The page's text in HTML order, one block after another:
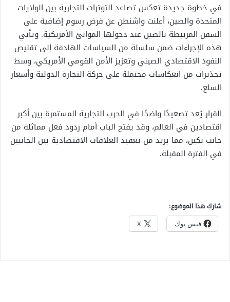
في خطوة جديدة تعكس تصاعد التوترات التجارية بين الولايات
المتحدة والصين، أعلنت واشنطن عن فرض رسوم إضافية على
السفن المرتبطة بالصين عند دخولها الموانئ الأمريكية. وتأتي
هذه الإجراءات ضمن سلسلة من السياسات الهادفة إلى تقليص
النفوذ الاقتصادي الصيني وتعزيز الأمن القومي الأمريكي، وسط
تحذيرات من انعكاسات محتملة على حركة التجارة الدولية وأسعار
السلع.
القرار يُعد تصعيدًا واضحًا في الحرب التجارية المستمرة بين أكبر
اقتصادين في العالم، وقد يفتح الباب أمام ردود فعل مماثلة من
جانب بكين، مما يزيد من تعقيد العلاقات الاقتصادية بين الجانبين
في الفترة المقبلة.
شارك هذا الموضوع:
فيس بوك X